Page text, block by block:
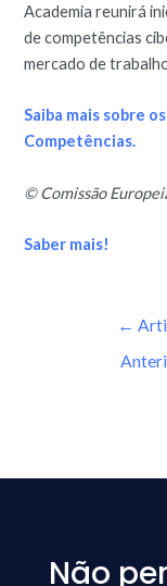
Academia reunirá
de competências
mercado de
Saiba mais sobre
Competências.
© Comissão
Saber mais!
←
Não